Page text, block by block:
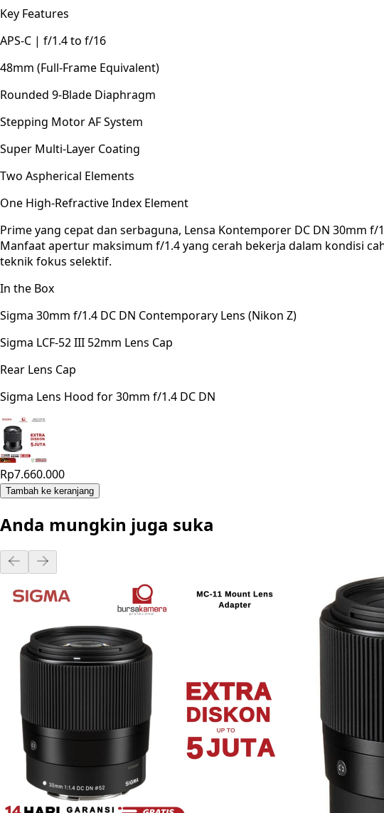
Key Features
APS-C | f/1.4 to f/16
48mm (Full-Frame Equivalent)
Rounded 9-Blade Diaphragm
Stepping Motor AF System
Super Multi-Layer Coating
Two Aspherical Elements
One High-Refractive Index Element
Prime yang cepat dan serbaguna, Lensa Kontemporer DC DN 30mm
Manfaat apertur maksimum f/1.4 yang cerah bekerja dalam kondisi
teknik fokus selektif.
In the Box
Sigma 30mm f/1.4 DC DN Contemporary Lens (Nikon Z)
Sigma LCF-52 III 52mm Lens Cap
Rear Lens Cap
Sigma Lens Hood for 30mm f/1.4 DC DN
Rp7.660.000
Tambah ke keranjang
Anda mungkin juga suka